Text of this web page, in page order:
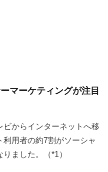
マーケティングが注目
からインターネットへ移
利用者の約7割がソーシャ
ました。（*1）